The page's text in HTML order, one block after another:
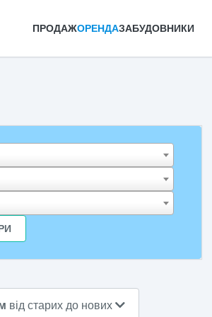
ПРОДАЖОРЕНДАЗАБУДОВНИКИ
від старих до нових